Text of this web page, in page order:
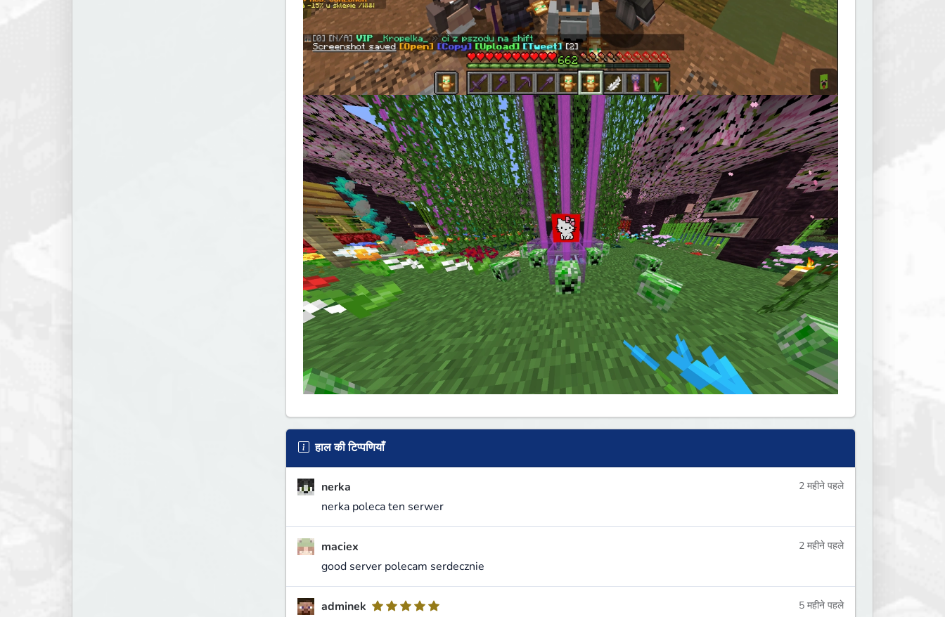
हाल की टिप्पणियाँ
nerka
nerka poleca ten serwer
2 महीने पहले
maciex
good server polecam serdecznie
2 महीने पहले
adminek
5 महीने पहले